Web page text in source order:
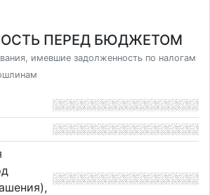
ПЕРЕД БЮДЖЕТОМ
имевшие задолженность по налогам